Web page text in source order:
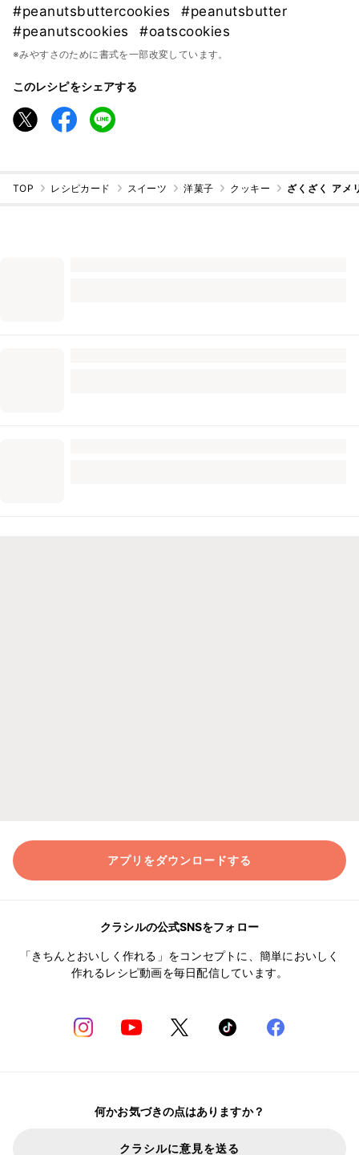
#peanutsbuttercookies
#peanutsbutter
#peanutscookies
#oatscookies
※みやすさのために書式を一部改変しています。
このレシピをシェアする
TOP レシピカード スイーツ 洋菓子 クッキー ざくざく アメ
アプリをダウンロードする
クラシルの公式SNSをフォロー
「きちんとおいしく作れる」をコンセプトに、簡単においしく
作れるレシピ動画を毎日配信しています。
何かお気づきの点はありますか？
クラシルに意見を送る